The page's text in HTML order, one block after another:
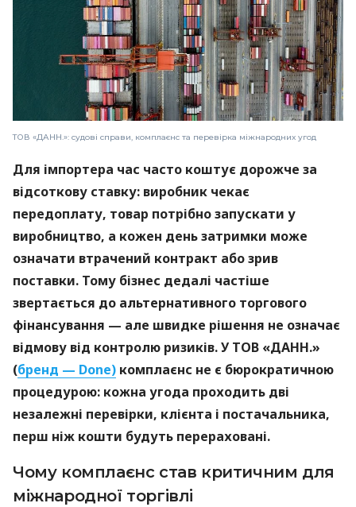
ТОВ «ДАНН.»: судові справи, комплаєнс та перевірка міжнародних угод
Для імпортера час часто коштує дорожче за
відсоткову ставку: виробник чекає
передоплату, товар потрібно запускати у
виробництво, а кожен день затримки може
означати втрачений контракт або зрив
поставки. Тому бізнес дедалі частіше
звертається до альтернативного торгового
фінансування — але швидке рішення не означає
відмову від контролю ризиків. У ТОВ «ДАНН.»
(бренд — Done) комплаєнс не є бюрократичною
процедурою: кожна угода проходить дві
незалежні перевірки, клієнта і постачальника,
перш ніж кошти будуть перераховані.
Чому комплаєнс став критичним для
міжнародної торгівлі